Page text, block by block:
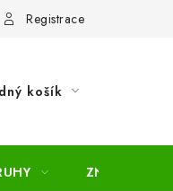
Registrace
košík
ZNAČKY